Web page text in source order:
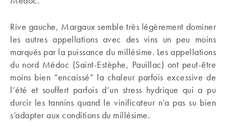
Rive gauche, Margaux semble très légèrement dominer
les autres appellations avec des vins un peu moins
marqués par la puissance du millésime. Les appellations
du nord Médoc (Saint-Estèphe, Pauillac) ont peut-être
moins bien “encaissé” la chaleur parfois excessive de
l’été et souffert parfois d’un stress hydrique qui a pu
durcir les tannins quand le vinificateur n’a pas su bien
s’adapter aux conditions du millésime.